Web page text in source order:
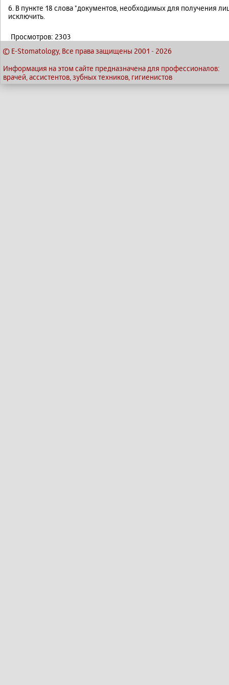
6. В пункте 18 слова "документов, необходимых для получения
исключить.
Просмотров: 2303
© E-Stomatology, Все права защищены 2001 - 2026
Информация на этом сайте предназначена для профессионалов:
врачей, ассистентов, зубных техников, гигиенистов